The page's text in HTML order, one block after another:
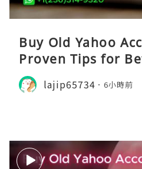
Buy Old Yahoo
Proven Tips for
lajip65734 6小時前